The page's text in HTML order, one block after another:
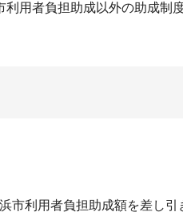
利用者負担助成以外の助成制
市利用者負担助成額を差し引